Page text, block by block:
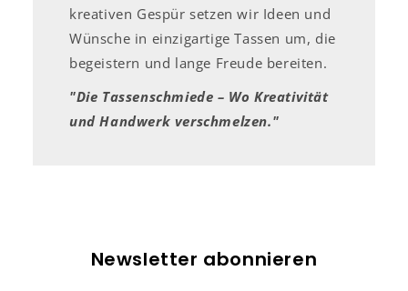
kreativen Gespür setzen wir Ideen und
Wünsche in einzigartige Tassen um, die
begeistern und lange Freude bereiten.
"Die Tassenschmiede – Wo Kreativität
und Handwerk verschmelzen."
Newsletter abonnieren